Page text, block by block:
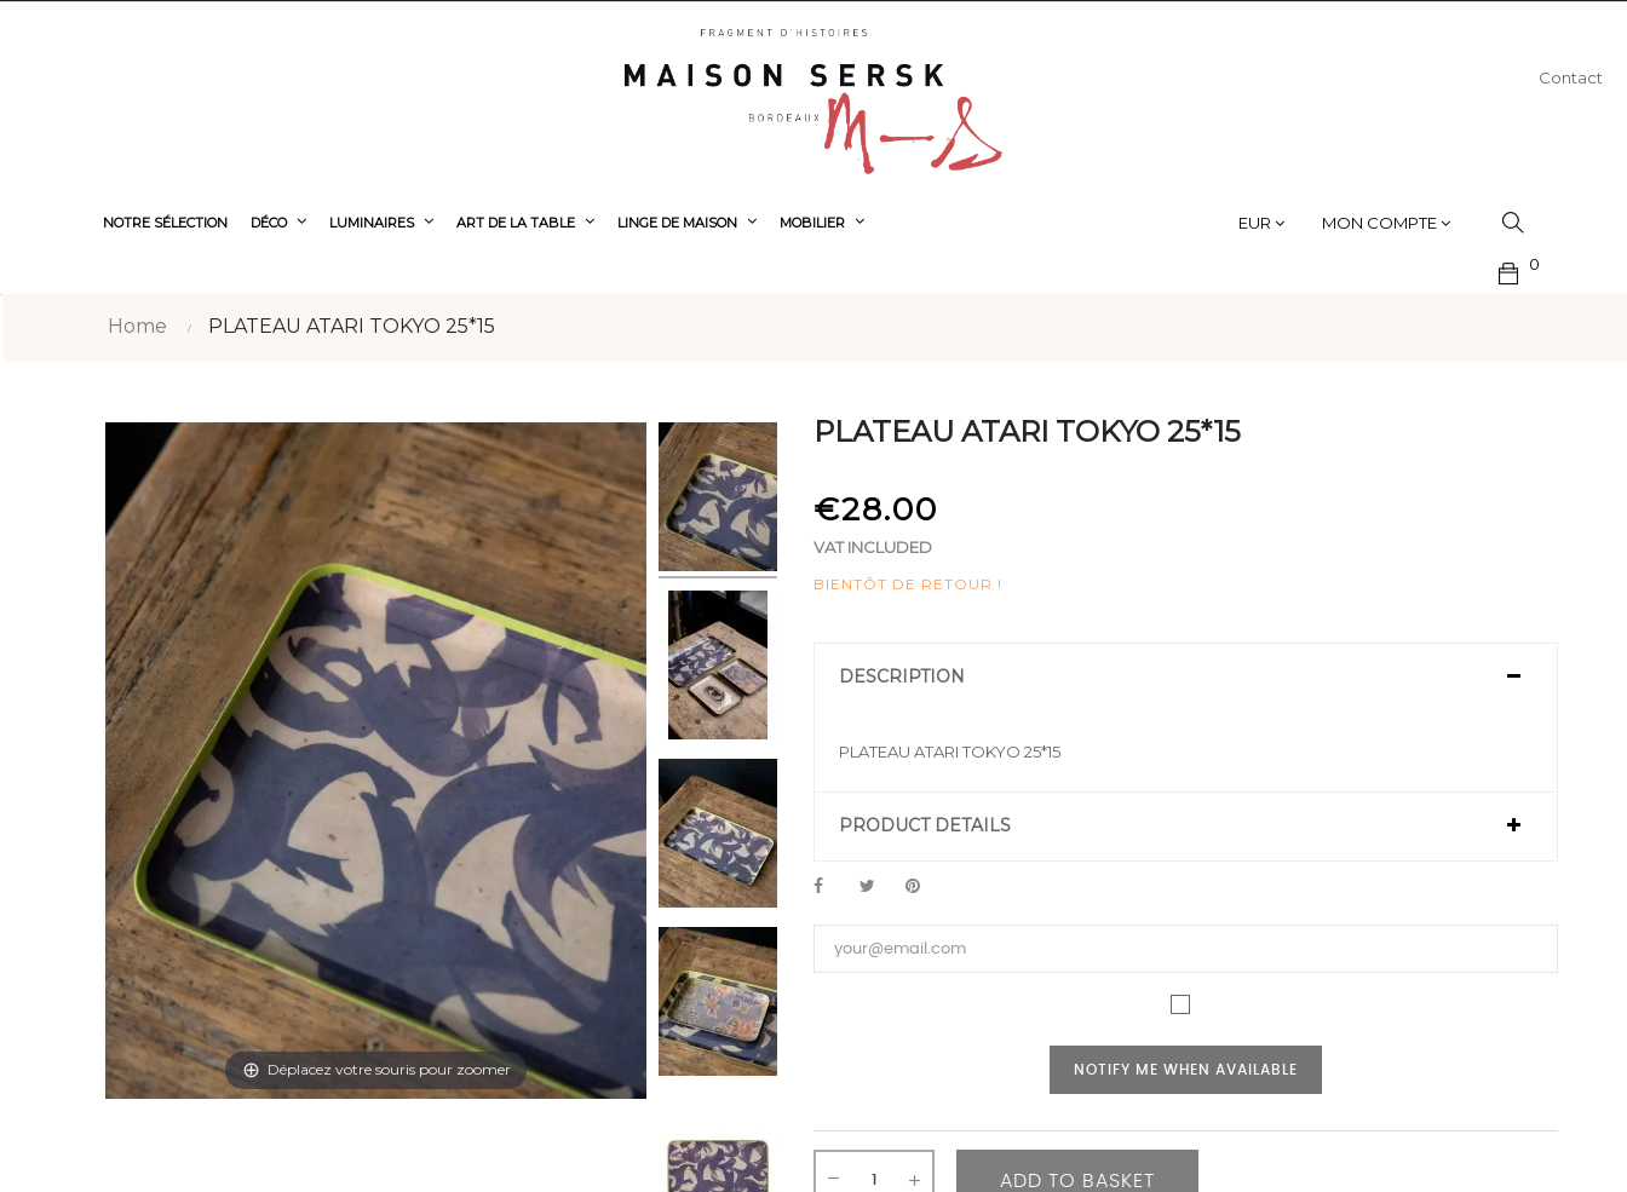
Contact
NOTRE SÉLECTION DÉCO LUMINAIRES ART DE LA TABLE LINGE DE MAISON MOBILIER EUR MON COMPTE
0
Home PLATEAU ATARI TOKYO 25*15
Déplacez votre souris pour zoomer
PLATEAU ATARI TOKYO 25*15
€28.00
VAT INCLUDED
BIENTÔT DE RETOUR !
DESCRIPTION
PLATEAU ATARI TOKYO 25*15
PRODUCT DETAILS
NOTIFY ME WHEN AVAILABLE
ADD TO BASKET